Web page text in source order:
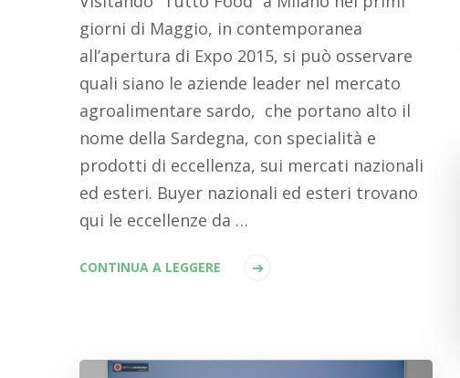
giorni di Maggio, in contemporanea
all’apertura di Expo 2015, si può osservare
quali siano le aziende leader nel mercato
agroalimentare sardo, che portano alto il
nome della Sardegna, con specialità e
prodotti di eccellenza, sui mercati nazionali
ed esteri. Buyer nazionali ed esteri trovano
qui le eccellenze da …
CONTINUA A LEGGERE